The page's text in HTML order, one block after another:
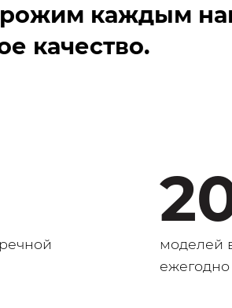
каждым
качество.
моделей
ежегодно